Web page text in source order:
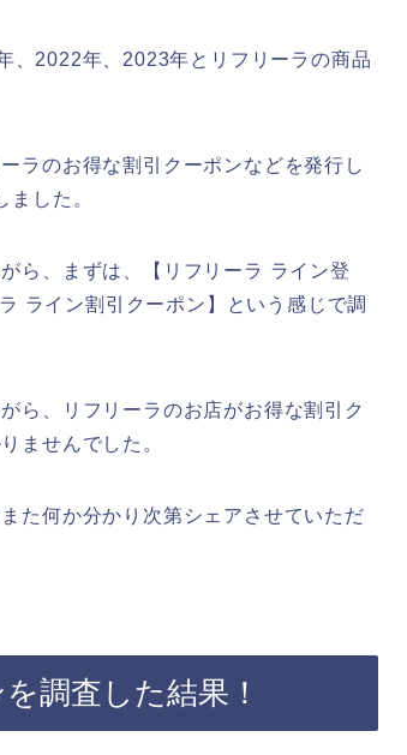
、2022年、2023年とリフリーラの商品
ラのお得な割引クーポンなどを発行し
した。
ら、まずは、【リフリーラ ライン登
ライン割引クーポン】という感じで調
ら、リフリーラのお店がお得な割引ク
ませんでした。
た何か分かり次第シェアさせていただ
調査した結果！